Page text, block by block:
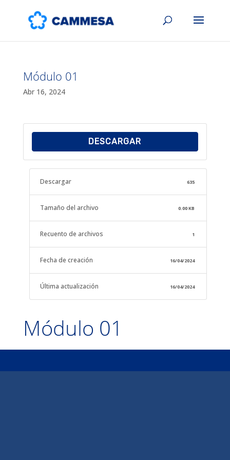
Módulo 01
Abr 16, 2024
DESCARGAR
Descargar 635
Tamaño del archivo 0.00 KB
Recuento de archivos 1
Fecha de creación 16/04/2024
Última actualización 16/04/2024
Módulo 01